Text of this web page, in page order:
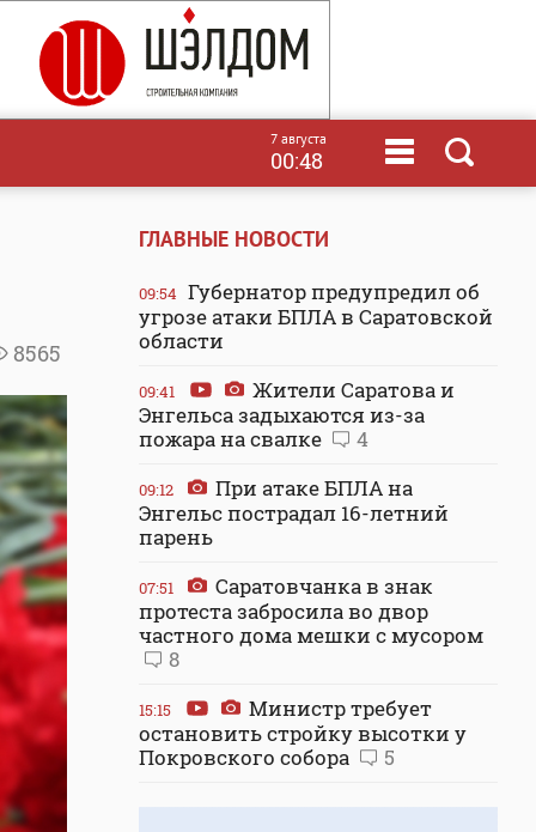
7 августа
00:48
8565
ГЛАВНЫЕ НОВОСТИ
09:54 Губернатор предупредил об
угрозе атаки БПЛА в Саратовской
области
09:41
Жители Саратова и
Энгельса задыхаются из-за
пожара на свалке
4
09:12
При атаке БПЛА на
Энгельс пострадал 16-летний
парень
07:51
Саратовчанка в знак
протеста забросила во двор
частного дома мешки с мусором
8
15:15
Министр требует
остановить стройку высотки у
Покровского собора
5